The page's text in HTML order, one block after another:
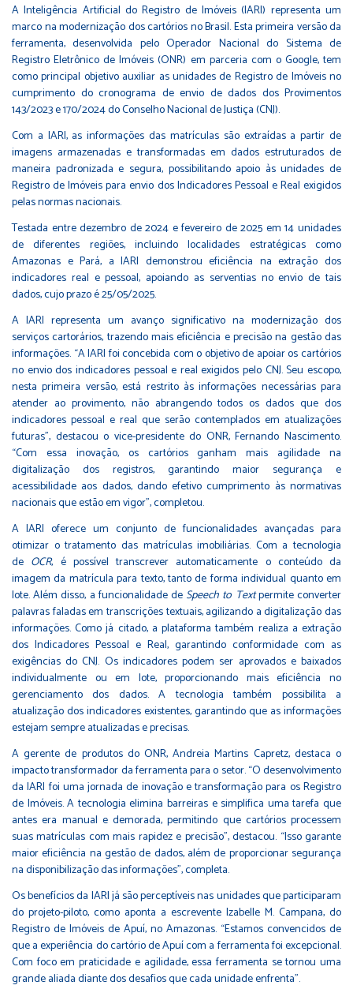
A Inteligência Artificial do Registro de Imóveis (IARI) representa um
marco na modernização dos cartórios no Brasil. Esta primeira versão da
ferramenta, desenvolvida pelo Operador Nacional do Sistema de
Registro Eletrônico de Imóveis (ONR) em parceria com o Google, tem
como principal objetivo auxiliar as unidades de Registro de Imóveis no
cumprimento do cronograma de envio de dados dos Provimentos
143/2023 e 170/2024 do Conselho Nacional de Justiça (CNJ).
Com a IARI, as informações das matrículas são extraídas a partir de
imagens armazenadas e transformadas em dados estruturados de
maneira padronizada e segura, possibilitando apoio às unidades de
Registro de Imóveis para envio dos Indicadores Pessoal e Real exigidos
pelas normas nacionais.
Testada entre dezembro de 2024 e fevereiro de 2025 em 14 unidades
de diferentes regiões, incluindo localidades estratégicas como
Amazonas e Pará, a IARI demonstrou eficiência na extração dos
indicadores real e pessoal, apoiando as serventias no envio de tais
dados, cujo prazo é 25/05/2025.
A IARI representa um avanço significativo na modernização dos
serviços cartorários, trazendo mais eficiência e precisão na gestão das
informações. “A IARI foi concebida com o objetivo de apoiar os cartórios
no envio dos indicadores pessoal e real exigidos pelo CNJ. Seu escopo,
nesta primeira versão, está restrito às informações necessárias para
atender ao provimento, não abrangendo todos os dados que dos
indicadores pessoal e real que serão contemplados em atualizações
futuras”, destacou o vice-presidente do ONR, Fernando Nascimento.
“Com essa inovação, os cartórios ganham mais agilidade na
digitalização dos registros, garantindo maior segurança e
acessibilidade aos dados, dando efetivo cumprimento às normativas
nacionais que estão em vigor”, completou.
A IARI oferece um conjunto de funcionalidades avançadas para
otimizar o tratamento das matrículas imobiliárias. Com a tecnologia
de OCR, é possível transcrever automaticamente o conteúdo da
imagem da matrícula para texto, tanto de forma individual quanto em
lote. Além disso, a funcionalidade de Speech to Textpermite converter
palavras faladas em transcrições textuais, agilizando a digitalização das
informações. Como já citado, a plataforma também realiza a extração
dos Indicadores Pessoal e Real, garantindo conformidade com as
exigências do CNJ. Os indicadores podem ser aprovados e baixados
individualmente ou em lote, proporcionando mais eficiência no
gerenciamento dos dados. A tecnologia também possibilita a
atualização dos indicadores existentes, garantindo que as informações
estejam sempre atualizadas e precisas.
A gerente de produtos do ONR, Andreia Martins Capretz, destaca o
impacto transformador da ferramenta para o setor. “O desenvolvimento
da IARI foi uma jornada de inovação e transformação para os Registro
de Imóveis. A tecnologia elimina barreiras e simplifica uma tarefa que
antes era manual e demorada, permitindo que cartórios processem
suas matrículas com mais rapidez e precisão”, destacou. “Isso garante
maior eficiência na gestão de dados, além de proporcionar segurança
na disponibilização das informações”, completa.
Os benefícios da IARI já são perceptíveis nas unidades que participaram
do projeto-piloto, como aponta a escrevente Izabelle M. Campana, do
Registro de Imóveis de Apuí, no Amazonas. “Estamos convencidos de
que a experiência do cartório de Apuí com a ferramenta foi excepcional.
Com foco em praticidade e agilidade, essa ferramenta se tornou uma
grande aliada diante dos desafios que cada unidade enfrenta”.